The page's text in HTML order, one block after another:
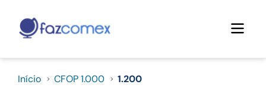
Início CFOP 1.000 1.200